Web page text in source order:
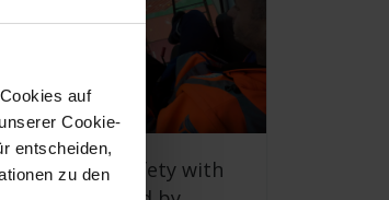
auf
Cookie-
entscheiden,
zu den
anchors safety with